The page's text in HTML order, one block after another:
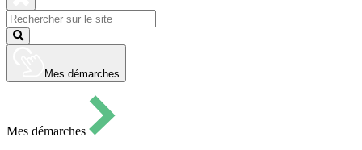
ouvrir
le
formulaire
Fermer
la
recherche
Lancer
la
Mes démarches
Mes démarches